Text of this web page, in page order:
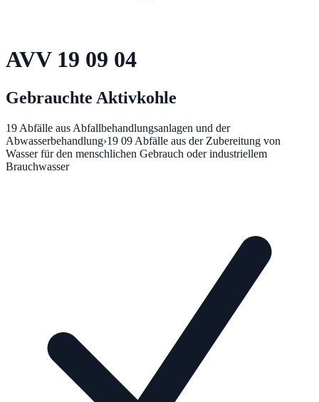
AVV 19 09 04
Gebrauchte Aktivkohle
19 Abfälle aus Abfallbehandlungsanlagen und der
Abwasserbehandlung›19 09 Abfälle aus der Zubereitung von
Wasser für den menschlichen Gebrauch oder industriellem
Brauchwasser